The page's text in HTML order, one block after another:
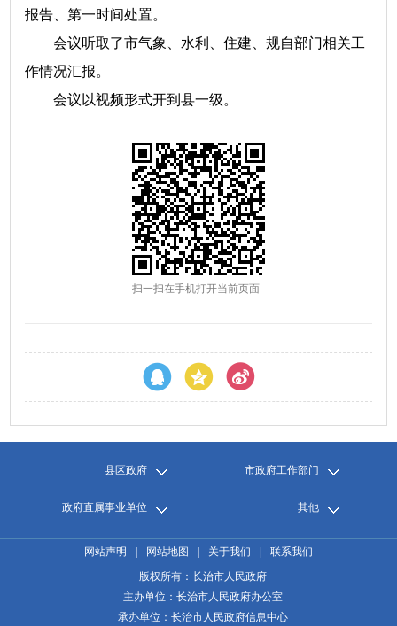
报告、第一时间处置。
会议听取了市气象、水利、住建、规自部门相关工
作情况汇报。
会议以视频形式开到县一级。
扫一扫在手机打开当前页面
县区政府 市政府工作部门
政府直属事业单位 其他
网站声明 | 网站地图 | 关于我们 |
联系我们
版权所有：长治市人民政府
主办单位：长治市人民政府办公室
承办单位：长治市人民政府信息中心